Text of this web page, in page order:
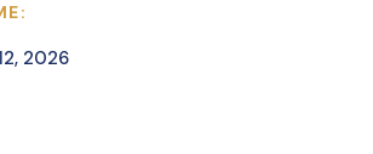
2026